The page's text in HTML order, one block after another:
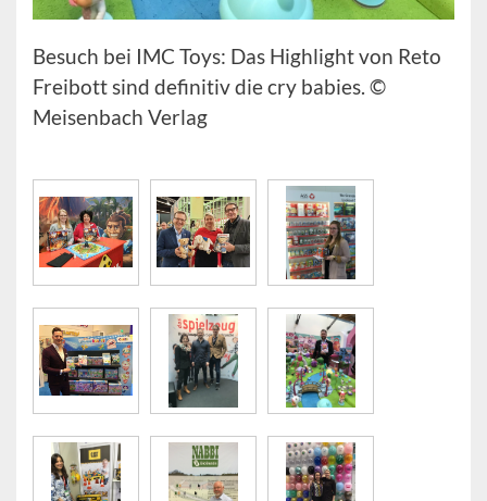
Besuch bei IMC Toys: Das Highlight von Reto
Freibott sind definitiv die cry babies. ©
Meisenbach Verlag